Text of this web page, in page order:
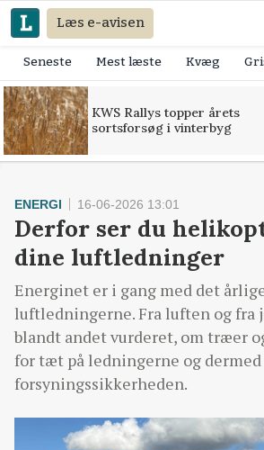
Læs e-avisen
Seneste Mest læste Kvæg
KWS Rallys topper årets
sortsforsøg i vinterbyg
ENERGI 16-06-2026 13:01
Derfor ser du
dine luftledninger
Energinet er i gang med det
luftledningerne. Fra luften og fra
blandt andet vurderet, om træer
for tæt på ledningerne og
forsyningssikkerheden.